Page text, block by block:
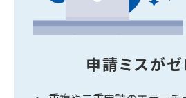
申請ミスがゼ